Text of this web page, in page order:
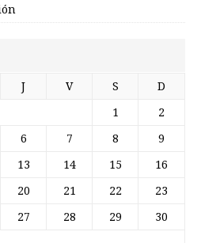
J V S D
1 2
6 7 8 9
13 14 15 16
20 21 22 23
27 28 29 30